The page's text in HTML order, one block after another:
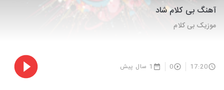
آهنگ بی کلام شاد
موزیک بی کلام
17:20
0 1 سال پیش